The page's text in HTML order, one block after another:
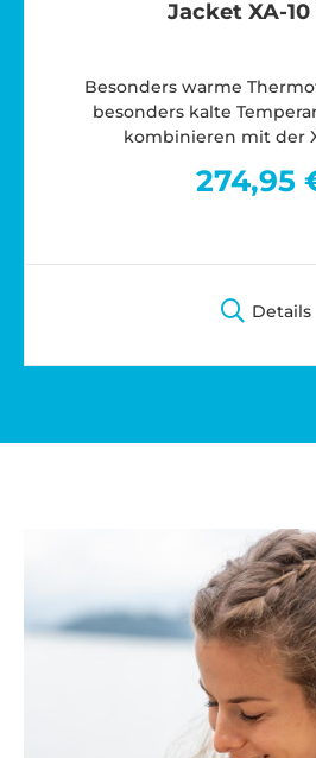
Jacket XA-
Besonders warme
besonders kalte
kombinieren mit der
274,95
Details